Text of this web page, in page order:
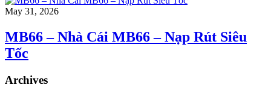
May 31, 2026
MB66 – Nhà Cái MB66 – Nạp Rút Siêu
Tốc
Archives